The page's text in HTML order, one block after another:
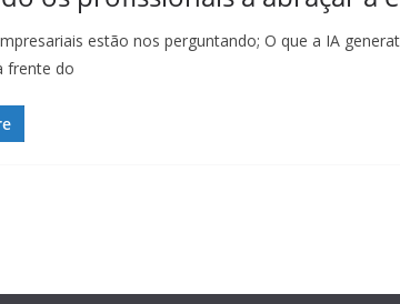
estão nos perguntando; O que a IA
frente do